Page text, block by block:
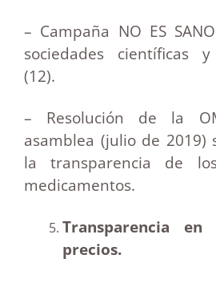
– Campaña NO ES
sociedades científicas y
(12).
– Resolución de la
asamblea (julio de 2019)
la transparencia de
medicamentos.
Transparencia
precios.